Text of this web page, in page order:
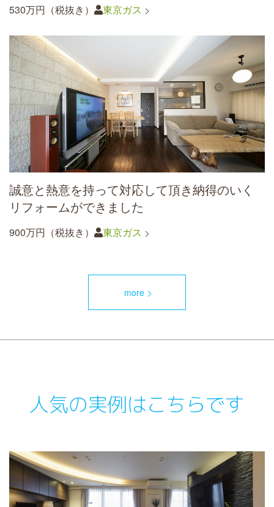
530万円（税抜き） 東京ガス
誠意と熱意を持って対応して頂き納得のいく
リフォームができました
900万円（税抜き） 東京ガス
more
人気の実例はこちらです